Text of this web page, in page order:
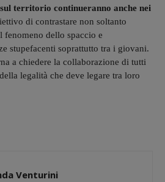
territorio continueranno anche nei
di contrastare non soltanto
dello spaccio e
stupefacenti soprattutto tra i giovani.
a chiedere la collaborazione di tutti
legalità che deve legare tra loro
Venturini